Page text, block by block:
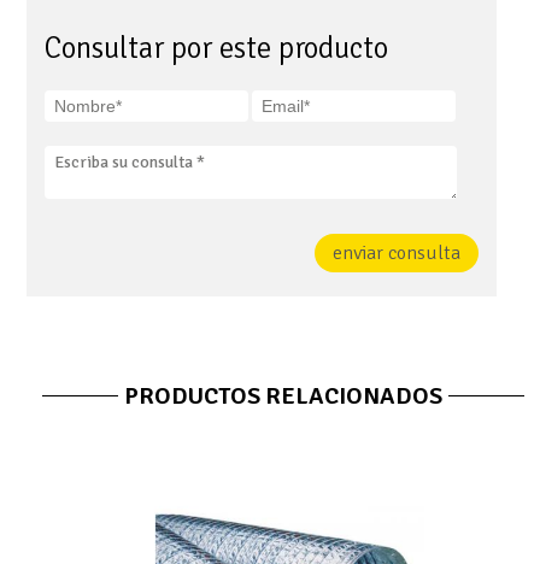
Consultar por este producto
enviar consulta
PRODUCTOS RELACIONADOS